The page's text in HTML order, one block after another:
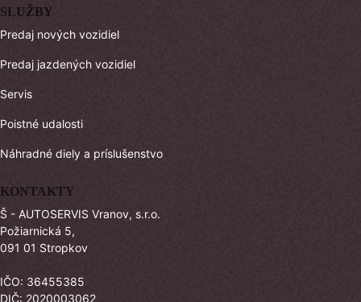
SLUŽBY
Predaj nových vozidiel
Predaj jazdených vozidiel
Servis
Poistné udalosti
Náhradné diely a príslušenstvo
KONTAKTY
Š - AUTOSERVIS Vranov, s.r.o.
Požiarnická 5,
091 01 Stropkov
IČO: 36455385
DIČ: 2020003062